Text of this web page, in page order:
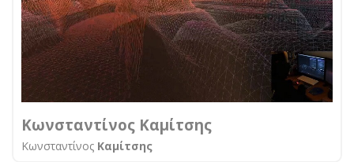
Κωνσταντίνος Καμίτσης
Κωνσταντίνος Καμίτσης